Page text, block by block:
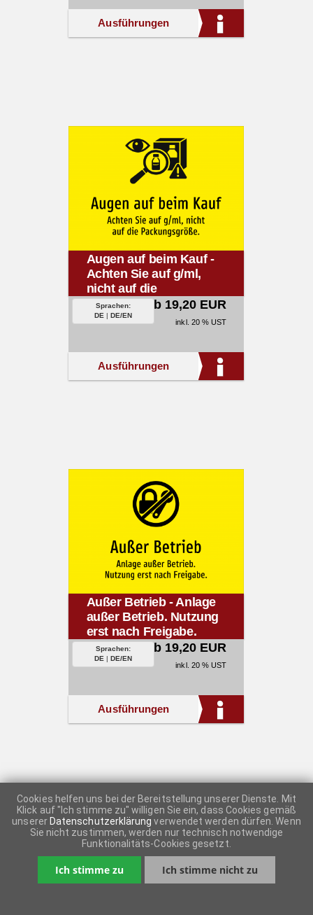
Cookies helfen uns bei der Bereitstellung unserer Dienste. Mit
Klick auf "Ich stimme zu" willigen Sie ein, dass Cookies gemäß
unserer Datenschutzerklärung verwendet werden dürfen. Wenn
Sie nicht zustimmen, werden nur technisch notwendige
Funktionalitäts-Cookies gesetzt.
Ich stimme zu Ich stimme nicht zu
Ausführungen
Augen auf beim Kauf -
Achten Sie auf g/ml,
nicht auf die
Packungsgröße.
Sprachen:
DE | DE/EN
ab 19,20 EUR
inkl. 20 % UST
Ausführungen
Außer Betrieb - Anlage
außer Betrieb. Nutzung
erst nach Freigabe.
Sprachen:
DE | DE/EN
ab 19,20 EUR
inkl. 20 % UST
Ausführungen